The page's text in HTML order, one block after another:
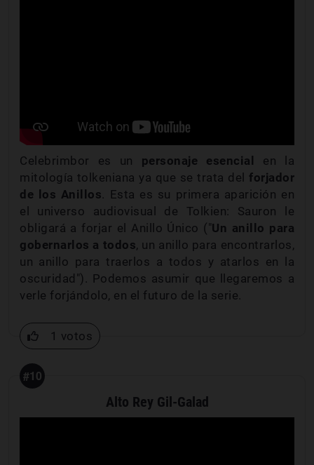
Celebrimbor es un personaje esencial en la
mitología tolkeniana ya que se trata del forjador
de los Anillos . Esta es su primera aparición en
el universo audiovisual de Tolkien: Sauron le
obligará a forjar el Anillo Único (" Un anillo para
gobernarlos a todos, un anillo para encontrarlos,
un anillo para traerlos a todos y atarlos en la
oscuridad"). Podemos asumir que llegaremos a
verle forjándolo, en el futuro de la serie.
1 votos
#10
Alto Rey Gil-Galad